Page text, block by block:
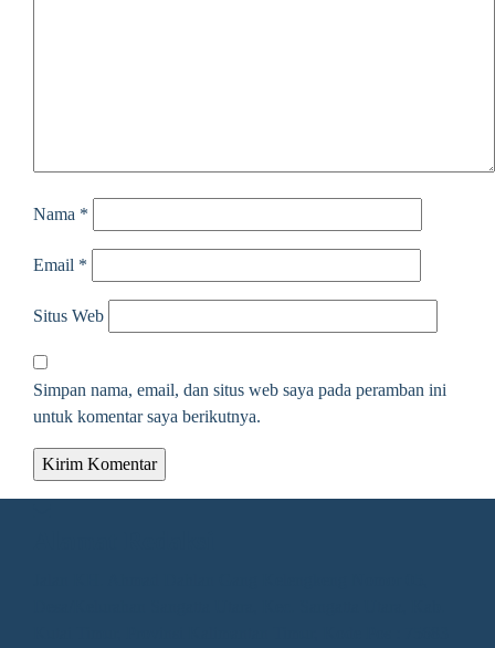
Nama *
Email *
Situs Web
Simpan nama, email, dan situs web saya pada peramban ini
untuk komentar saya berikutnya.